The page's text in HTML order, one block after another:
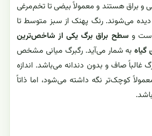
و براق هستند و معمولاً بیضی تا تخم‌مرغی
دیده می‌شوند. رنگ پهنک از سبز متوسط تا
و سطح براق برگ یکی از شاخص‌ترین
به شمار می‌آید. رگبرگ میانی مشخص
صاف و بدون دندانه می‌باشد. اندازه
کوچک‌تر نگه داشته می‌شود، اما ذاتاً